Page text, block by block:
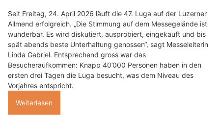
Seit Freitag, 24. April 2026 läuft die 47. Luga auf der Luzerner
Allmend erfolgreich. „Die Stimmung auf dem Messegelände ist
wunderbar. Es wird diskutiert, ausprobiert, eingekauft und bis
spät abends beste Unterhaltung genossen“, sagt Messeleiterin
Linda Gabriel. Entsprechend gross war das
Besucheraufkommen: Knapp 40’000 Personen haben in den
ersten drei Tagen die Luga besucht, was dem Niveau des
Vorjahres entspricht.
Weiterlesen